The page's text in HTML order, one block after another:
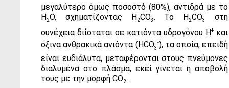
μεγαλύτερο όμως ποσοστό (80%), αντιδρά με το
Η2Ο, σχηματίζοντας Η2CΟ3 . Το Η2CΟ3
στη
συνέχεια διίσταται σε κατιόντα υδρογόνου Η+ και
όξινα ανθρακικά ανιόντα (HCΟ3
-), τα οποία, επειδή
είναι ευδιάλυτα, μεταφέρονται στους πνεύμονες
διαλυμένα στο πλάσμα, εκεί γίνεται η αποβολή
τους με την μορφή CΟ2.